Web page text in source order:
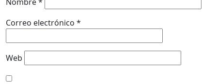
Correo electrónico *
Web